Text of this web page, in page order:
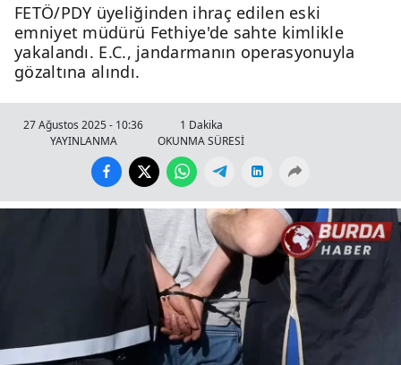
FETÖ/PDY üyeliğinden ihraç edilen eski
emniyet müdürü Fethiye'de sahte kimlikle
yakalandı. E.C., jandarmanın operasyonuyla
gözaltına alındı.
27 Ağustos 2025 - 10:36
YAYINLANMA
1 Dakika
OKUNMA SÜRESİ